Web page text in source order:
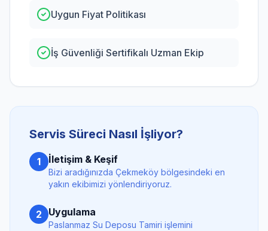
Uygun Fiyat Politikası
İş Güvenliği Sertifikalı Uzman Ekip
Servis Süreci Nasıl İşliyor?
1 İletişim & Keşif
Bizi aradığınızda Çekmeköy bölgesindeki en
yakın ekibimizi yönlendiriyoruz.
2 Uygulama
Paslanmaz Su Deposu Tamiri işlemini